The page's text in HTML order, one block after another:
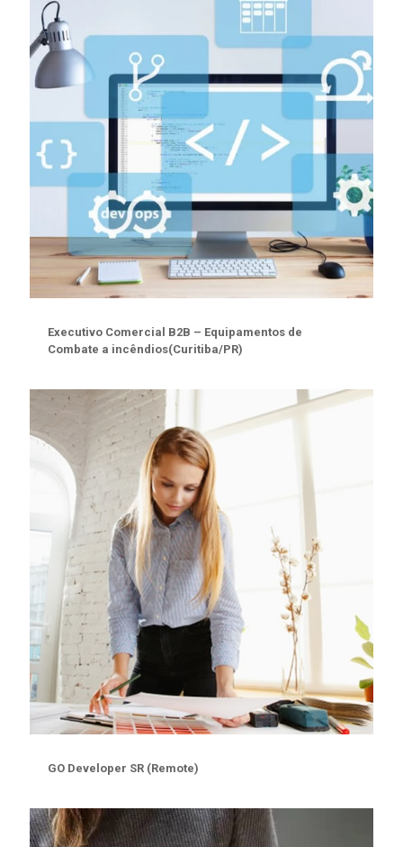
Executivo Comercial B2B – Equipamentos de
Combate a incêndios(Curitiba/PR)
GO Developer SR (Remote)